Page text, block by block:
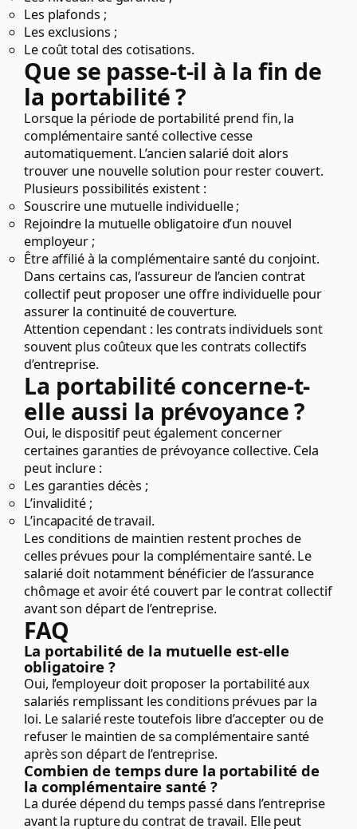
Les plafonds ;
Les exclusions ;
Le coût total des cotisations.
Que se passe-t-il à la fin de
la portabilité ?
Lorsque la période de portabilité prend fin, la
complémentaire santé collective cesse
automatiquement. L’ancien salarié doit alors
trouver une nouvelle solution pour rester couvert.
Plusieurs possibilités existent :
Souscrire une mutuelle individuelle ;
Rejoindre la mutuelle obligatoire d’un nouvel
employeur ;
Être affilié à la complémentaire santé du conjoint.
Dans certains cas, l’assureur de l’ancien contrat
collectif peut proposer une offre individuelle pour
assurer la continuité de couverture.
Attention cependant : les contrats individuels sont
souvent plus coûteux que les contrats collectifs
d’entreprise.
La portabilité concerne-t-
elle aussi la prévoyance ?
Oui, le dispositif peut également concerner
certaines garanties de prévoyance collective. Cela
peut inclure :
Les garanties décès ;
L’invalidité ;
L’incapacité de travail.
Les conditions de maintien restent proches de
celles prévues pour la complémentaire santé. Le
salarié doit notamment bénéficier de l’assurance
chômage et avoir été couvert par le contrat collectif
avant son départ de l’entreprise.
FAQ
La portabilité de la mutuelle est-elle
obligatoire ?
Oui, l’employeur doit proposer la portabilité aux
salariés remplissant les conditions prévues par la
loi. Le salarié reste toutefois libre d’accepter ou de
refuser le maintien de sa complémentaire santé
après son départ de l’entreprise.
Combien de temps dure la portabilité de
la complémentaire santé ?
La durée dépend du temps passé dans l’entreprise
avant la rupture du contrat de travail. Elle peut